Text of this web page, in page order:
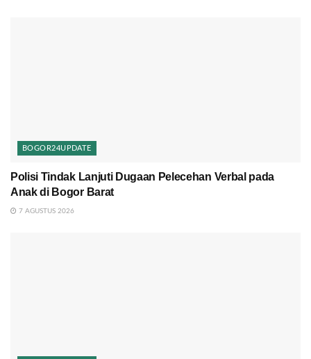
BOGOR24UPDATE
Polisi Tindak Lanjuti Dugaan Pelecehan Verbal pada
Anak di Bogor Barat
7 AGUSTUS 2026